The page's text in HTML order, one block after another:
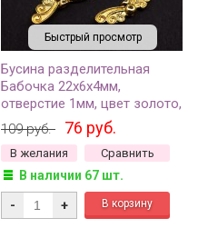
Быстрый просмотр
Бусина разделительная
Бабочка 22х6х4мм,
отверстие 1мм, цвет золото,
сплав металлов, 24-066,
10шт
109 руб. 76 руб.
В желания Сравнить
В наличии 67 шт.
- +